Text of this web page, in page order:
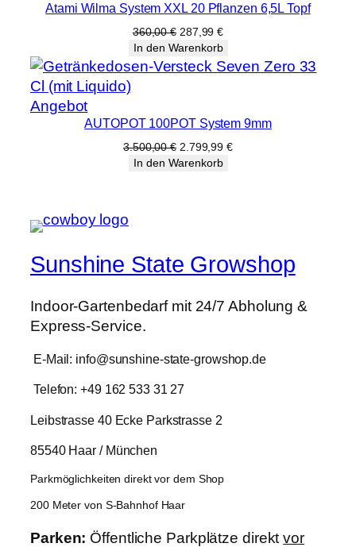
im
Angebot
Atami Wilma System XXL 20 Pflanzen 6,5L Topf
360,00€ Ursprünglicher
Preis
war:
360,00 €
287,99€Aktueller
Preis
ist:
287,99 €.
In den Warenkorb
AngebotProdukt
im
Angebot
AUTOPOT 100POT System 9mm
3.500,00€ Ursprünglicher
Preis
2.799,99€Aktueller
In den Warenkorb
Sunshine State Growshop
Indoor-Gartenbedarf mit 24/7 Abholung &
Express-Service.
E-Mail: info@sunshine-state-growshop.de
Telefon: +49 162 533 31 27
Leibstrasse 40 Ecke Parkstrasse 2
85540 Haar / München
Parkmöglichkeiten direkt vor dem Shop
200 Meter von S-Bahnhof Haar
Parken: Öffentliche Parkplätze direktvor